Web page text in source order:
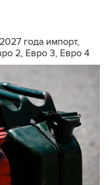
года импорт,
2, Евро 3, Евро 4